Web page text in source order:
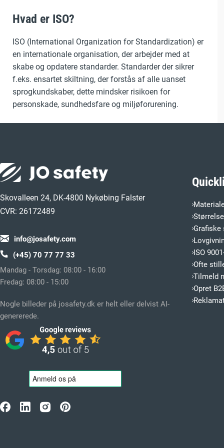
Hvad er ISO?
ISO (International Organization for Standardization) er
en internationale organisation, der arbejder med at
skabe og opdatere standarder. Standarder der sikrer
f.eks. ensartet skiltning, der forstås af alle uanset
sprogkundskaber, dette mindsker risikoen for
personskade, sundhedsfare og miljøforurening.
Skovalleen 24, DK-4800 Nykøbing Falster
CVR: 26172489
info@josafety.com
(+45) 70 77 77 33
Mandag - Torsdag: 08:00 - 16:00
Fredag: 08:00 - 15:00
Nogle billeder på josafety.dk er helt eller delvist AI-
genererede.
Grafiske
ISO
Ofte
Tilmeld
Opret